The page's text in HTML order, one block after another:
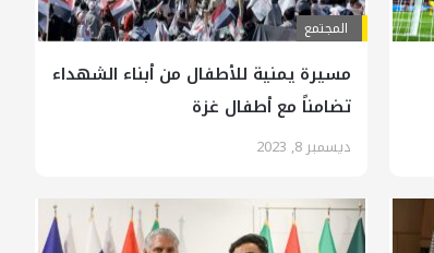
المجتمع
مسيرة يمنية للأطفال من أبناء الشهداء
تضامناً مع أطفال غزة
ديسمبر 8, 2023